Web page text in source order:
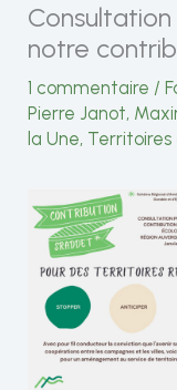
Consultation
notre
1 commentaire /
Pierre Janot,
la Une,